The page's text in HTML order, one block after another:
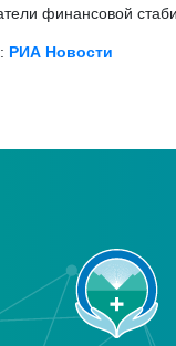
финансовой
РИА Новости